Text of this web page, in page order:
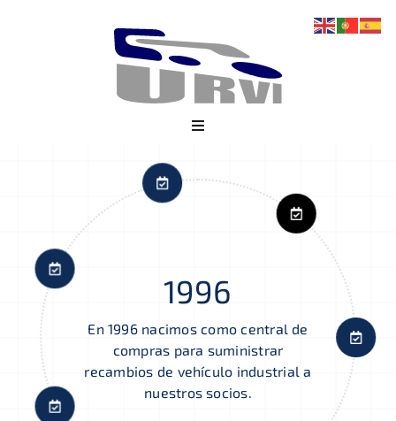
Toggle
SOMOS
SOCIOS
TRUCKLINE
PROVEEDORES
ÁREA PRIVADA
1996
En 1996 nacimos como central de
compras para suministrar
recambios de vehículo industrial a
nuestros socios.